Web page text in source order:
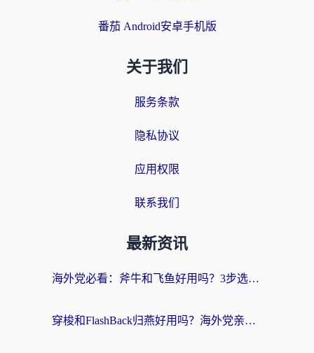
番茄 Android安卓手机版
关于我们
服务条款
隐私协议
应用权限
联系我们
最新资讯
海外党必看：斧牛和飞鱼好用吗？3步选对回国加速器，无缝刷剧玩国服
穿梭和FlashBack归燕好用吗？海外党亲测3款热门回国加速器，教你选对不踩坑